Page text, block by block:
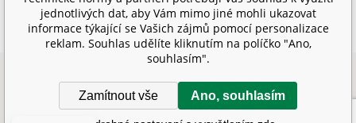
Telefon:
+420 377 387 684
SITEMAP
Eshopy awebové stránky od BINARGON.cz
jednotlivých dat, aby Vám mimo jiné mohli ukazovat
informace týkající se Vašich zájmů pomocí personalizace
reklam. Souhlas udělíte kliknutím na políčko "Ano,
souhlasím".
Zamítnout vše Ano, souhlasím